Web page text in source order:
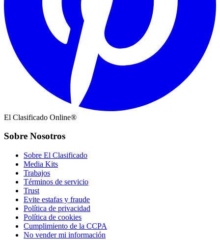
El Clasificado Online®
Sobre Nosotros
Sobre El Clasificado
Media Kits
Trabajos
Términos de servicio
Trust
Evite estafas y fraude
Política de privacidad
Política de cookies
Cumplimiento de la CCPA
No vender mi información